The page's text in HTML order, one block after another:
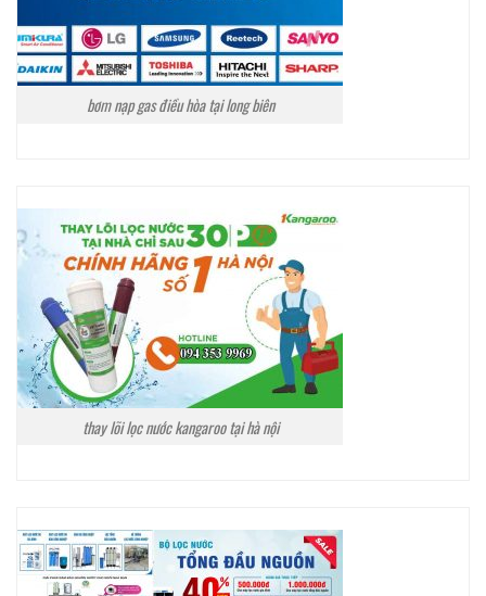
bơm nạp gas điều hòa tại long biên
thay lõi lọc nước kangaroo tại hà nội